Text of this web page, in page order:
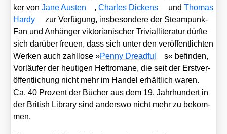
ker vonJane Aus­ten ,Charles Dickens undTho­mas
Har­dy
zur Ver­fü­gung, ins­be­son­de­re der Steam­punk-
Fan und Anhän­ger vik­to­ria­ni­scher Tri­vi­al­li­te­ra­tur dürf­te
sich dar­über freu­en, dass sich unter den ver­öf­fent­lich­ten
Wer­ken auch zahl­lo­se »Pen­ny Dreadful
s« befin­den,
Vor­läu­fer der heu­ti­gen Heft­ro­ma­ne, die seit der Erst­ver­
öf­fent­li­chung nicht mehr im Han­del erhält­lich waren.
Ca. 40 Pro­zent der Bücher aus dem 19. Jahr­hun­dert in
der Bri­tish Libra­ry sind anders­wo nicht mehr zu bekom­
men.